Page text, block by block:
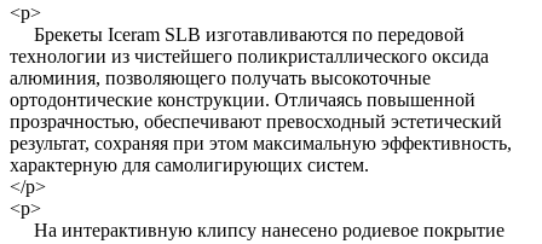
<p>
Брекеты Iceram SLB изготавливаются по передовой
технологии из чистейшего поликристаллического оксида
алюминия, позволяющего получать высокоточные
ортодонтические конструкции. Отличаясь повышенной
прозрачностью, обеспечивают превосходный эстетический
результат, сохраняя при этом максимальную эффективность,
характерную для самолигирующих систем.
</p>
<p>
На интерактивную клипсу нанесено родиевое покрытие